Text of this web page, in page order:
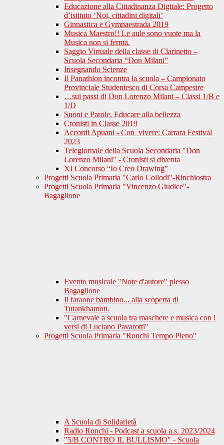
Educazione alla Cittadinanza Digitale: Progetto
d’istituto ‘Noi, cittadini digitali’
Ginnastica e Gymnaestrada 2019
Musica Maestro!! Le aule sono vuote ma la
Musica non si ferma.
Saggio Virtuale della classe di Clarinetto –
Scuola Secondaria “Don Milani”
Insegnando Scienze
Il Panathlon incontra la scuola – Campionato
Provinciale Studentesco di Corsa Campestre
…sui passi di Don Lorenzo Milani – Classi 1/B e
1/D
Suoni e Parole. Educare alla bellezza
Cronisti in Classe 2019
Accordi Apuani - Con_vivere: Carrara Festival
2023
Telegiornale della Scuola Secondaria "Don
Lorenzo Milani" - Cronisti si diventa
XI Concorso “Io Creo Drawing”
Progetti Scuola Primaria "Carlo Collodi"-Rinchiostra
Progetti Scuola Primaria "Vincenzo Giudice"-
Bagaglione
Evento musicale "Note d'autore" plesso
Bagaglione
Il faraone bambino... alla scoperta di
Tutankhamon.
"Carnevale a scuola tra maschere e musica con i
versi di Luciano Pavarotti"
Progetti Scuola Primaria "Ronchi Tempo Pieno"
A Scuola di Solidarietà
Radio Ronchi - Podcast a scuola a.s. 2023/2024
"5/B CONTRO IL BULLISMO" - Scuola